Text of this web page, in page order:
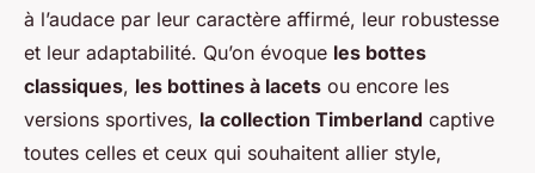
à l’audace par leur caractère affirmé, leur robustesse
et leur adaptabilité. Qu’on évoque les bottes
classiques, les bottines à lacets ou encore les
versions sportives, la collection Timberland captive
toutes celles et ceux qui souhaitent allier style,